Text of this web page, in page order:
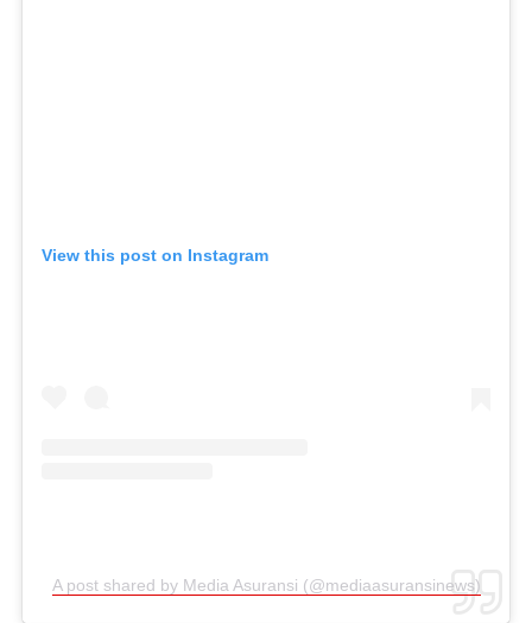
View this post on Instagram
A post shared by Media Asuransi (@mediaasuransinews)